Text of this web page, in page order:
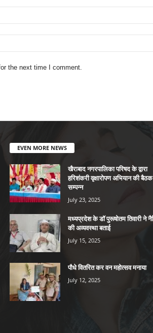
the next time I comment.
EVEN MORE NEWS
खैराबाद नगरपालिका परिषद के द्वारा
हरिशंकरी वृक्षारोपण अभियान की बैठक
सम्पन्न
July 23, 2025
मध्यप्रदेश के डॉ पुरूषोतम तिवारी ने
की अव्यवस्था बताई
July 15, 2025
पौधे वितरित कर वन महोत्सव मनाया
July 12, 2025